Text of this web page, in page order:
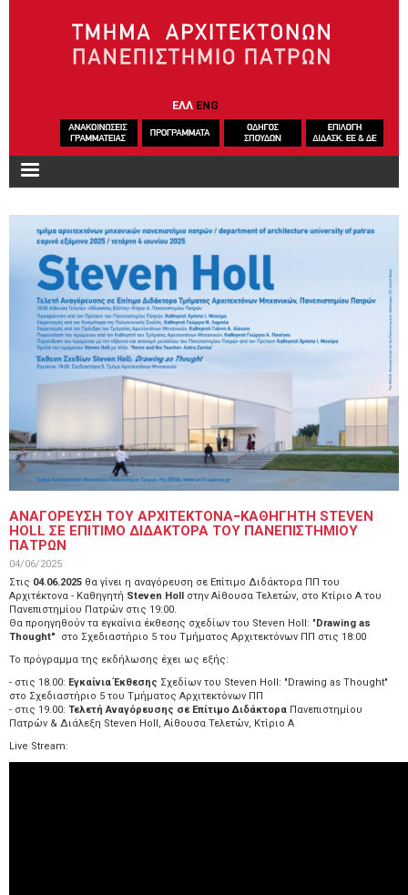
ΕΛΛ ENG
ΑΝΑΓΟΡΕΥΣΗ ΤΟΥ ΑΡΧΙΤΕΚΤΟΝΑ−ΚΑΘΗΓΗΤΗ STEVEN
HOLL ΣΕ ΕΠΙΤΙΜΟ ΔΙΔΑΚΤΟΡΑ ΤΟΥ ΠΑΝΕΠΙΣΤΗΜΙΟΥ
ΠΑΤΡΩΝ
04/06/2025
Στις 04.06.2025 θα γίνει η αναγόρευση σε Επίτιμο Διδάκτορα ΠΠ του
Αρχιτέκτονα - Καθηγητή Steven Holl στην Αίθουσα Τελετών, στο Κτίριο Α του
Πανεπιστημίου Πατρών στις 19:00.
Θα προηγηθούν τα εγκαίνια έκθεσης σχεδίων του Steven Holl: "Drawing as
Thought" στο Σχεδιαστήριο 5 του Τμήματος Αρχιτεκτόνων ΠΠ στις 18:00
Το πρόγραμμα της εκδήλωσης έχει ως εξής:
- στις 18.00: Εγκαίνια Έκθεσης Σχεδίων του Steven Holl: "Drawing as Thought"
στο Σχεδιαστήριο 5 του Τμήματος Αρχιτεκτόνων ΠΠ
- στις 19.00: Τελετή Αναγόρευσης σε Επίτιμο Διδάκτορα Πανεπιστημίου
Πατρών & Διάλεξη Steven Holl, Αίθουσα Τελετών, Κτίριο Α
Live Stream: